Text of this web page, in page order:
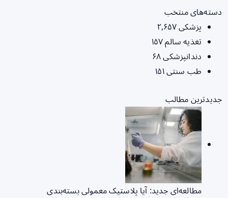
دسته‌های منتخب
پزشکی۲,۶۵۷
تغذیه سالم۱۵۷
دندانپزشکی۶۸
طب سنتی۱۵۱
جدیدترین مطالب
مطالعه‌ای جدید: آیا پلاستیک معمولی بسته‌بندی